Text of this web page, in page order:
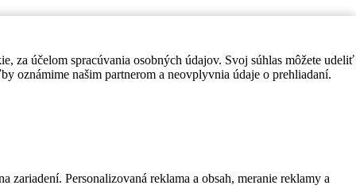
za účelom spracúvania osobných údajov. Svoj súhlas môžete udeliť
oznámime našim partnerom a neovplyvnia údaje o prehliadaní.
Personalizovaná reklama a obsah, meranie reklamy a